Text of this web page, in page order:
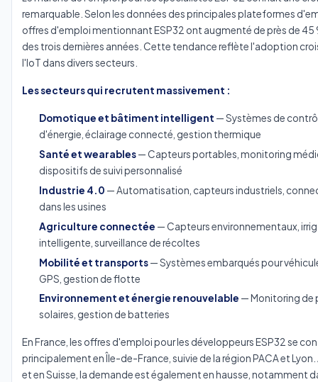
remarquable. Selon les données des principales plateformes
offres d'emploi mentionnant ESP32 ont augmenté de près de 45
des trois dernières années. Cette tendance reflète l'adoption
l'IoT dans divers secteurs.
Les secteurs qui recrutent massivement :
Domotique et bâtiment intelligent — Systèmes de
d'énergie, éclairage connecté, gestion thermique
Santé et wearables— Capteurs portables, monitoring
dispositifs de suivi personnalisé
Industrie 4.0 — Automatisation, capteurs industriels,
dans les usines
Agriculture connectée — Capteurs environnementaux,
intelligente, surveillance de récoltes
Mobilité et transports— Systèmes embarqués pour
GPS, gestion de flotte
Environnement et énergie renouvelable — Monitoring de
solaires, gestion de batteries
En France, les offres d'emploi pour les développeurs ESP32 se
principalement en Île-de-France, suivie de la région PACA et
et en Suisse, la demande est également en hausse, notamment